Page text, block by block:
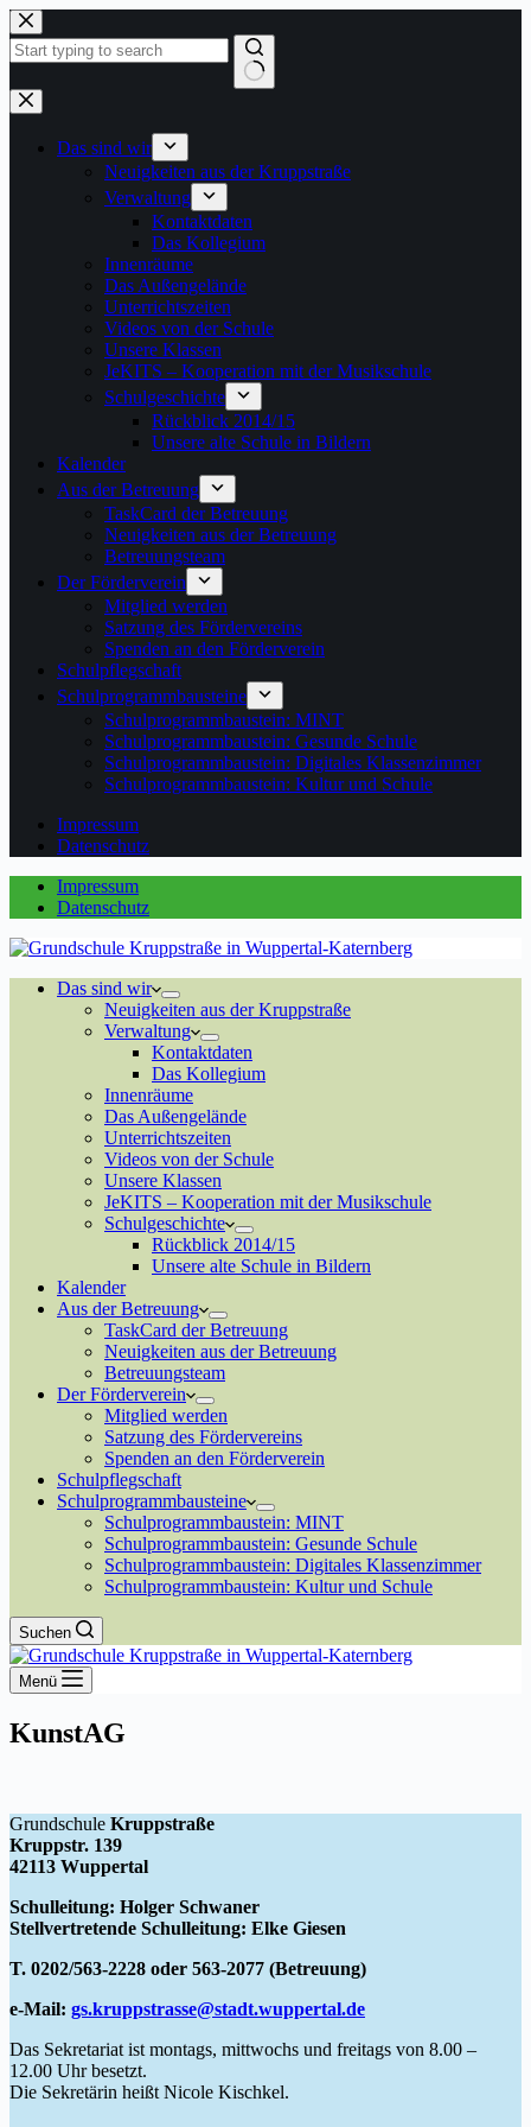
Zum
Inhalt
springen
Keine
Ergebnisse
Das sind wir
Neuigkeiten aus der Kruppstraße
Verwaltung
Kontaktdaten
Das Kollegium
Innenräume
Das Außengelände
Unterrichtszeiten
Videos von der Schule
Unsere Klassen
JeKITS – Kooperation mit der Musikschule
Schulgeschichte
Rückblick 2014/15
Unsere alte Schule in Bildern
Kalender
Aus der Betreuung
TaskCard der Betreuung
Neuigkeiten aus der Betreuung
Betreuungsteam
Der Förderverein
Mitglied werden
Satzung des Fördervereins
Spenden an den Förderverein
Schulpflegschaft
Schulprogrammbausteine
Schulprogrammbaustein: MINT
Schulprogrammbaustein: Gesunde Schule
Schulprogrammbaustein: Digitales Klassenzimmer
Schulprogrammbaustein: Kultur und Schule
Impressum
Datenschutz
Impressum
Datenschutz
Das sind wir
Neuigkeiten aus der Kruppstraße
Verwaltung
Kontaktdaten
Das Kollegium
Innenräume
Das Außengelände
Unterrichtszeiten
Videos von der Schule
Unsere Klassen
JeKITS – Kooperation mit der Musikschule
Schulgeschichte
Rückblick 2014/15
Unsere alte Schule in Bildern
Kalender
Aus der Betreuung
TaskCard der Betreuung
Neuigkeiten aus der Betreuung
Betreuungsteam
Der Förderverein
Mitglied werden
Satzung des Fördervereins
Spenden an den Förderverein
Schulpflegschaft
Schulprogrammbausteine
Schulprogrammbaustein: MINT
Schulprogrammbaustein: Gesunde Schule
Schulprogrammbaustein: Digitales Klassenzimmer
Schulprogrammbaustein: Kultur und Schule
Suchen
Menü
KunstAG
Grundschule Kruppstraße
Kruppstr. 139
42113 Wuppertal
Schulleitung: Holger Schwaner
Stellvertretende Schulleitung: Elke Giesen
T. 0202/563-2228 oder 563-2077 (Betreuung)
e-Mail: gs.kruppstrasse@stadt.wuppertal.de
Das Sekretariat ist montags, mittwochs und freitags von 8.00 –
12.00 Uhr besetzt.
Die Sekretärin heißt Nicole Kischkel.